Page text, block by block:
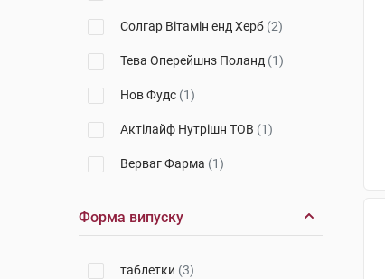
Солгар Вітамін енд Херб (2)
Тева Оперейшнз Поланд (1)
Нов Фудс (1)
Актілайф Нутрішн ТОВ (1)
Верваг Фарма (1)
Форма випуску
таблетки (3)